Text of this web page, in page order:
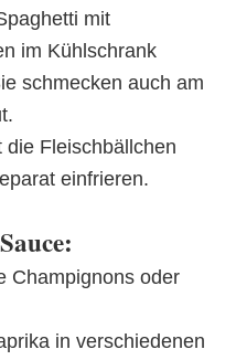
mit
im Kühlschrank
schmecken auch am
die Fleischbällchen
einfrieren.
Champignons oder
in verschiedenen